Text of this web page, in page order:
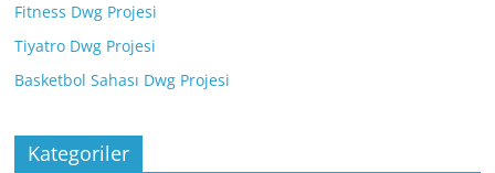
Fitness Dwg Projesi
Tiyatro Dwg Projesi
Basketbol Sahası Dwg Projesi
Kategoriler